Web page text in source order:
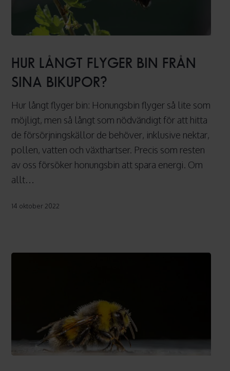
långt
bin
från
sina
bikupor?
HUR LÅNGT FLYGER BIN FRÅN
SINA BIKUPOR?
Hur långt flyger bin: Honungsbin flyger så lite som
möjligt, men så långt som nödvändigt för att hitta
de försörjningskällor de behöver, inklusive nektar,
pollen, vatten och växthartser. Precis som resten
av oss försöker honungsbin att spara energi. Om
allt…
14 oktober 2022